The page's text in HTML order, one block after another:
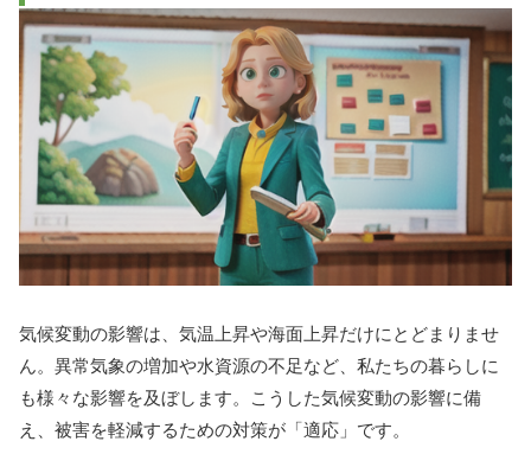
気候変動の影響は、気温上昇や海面上昇だけにとどまりませ
ん。異常気象の増加や水資源の不足など、私たちの暮らしに
も様々な影響を及ぼします。こうした気候変動の影響に備
え、被害を軽減するための対策が「適応」です。